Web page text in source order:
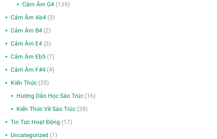
Cảm Âm G4 (139)
Cảm Âm Ab4 (3)
Cảm Âm B4 (2)
Cảm Âm E4 (3)
Cảm Âm Eb5 (7)
Cảm Âm F#4 (4)
Kiến Thức (35)
Hướng Dẫn Học Sáo Trúc (16)
Kiến Thức Về Sáo Trúc (28)
Tin Tức Hoạt Động (17)
Uncategorized (1)